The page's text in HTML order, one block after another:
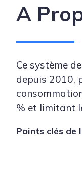
A
Ce système
depuis 2010,
% et limitant
Points clés de